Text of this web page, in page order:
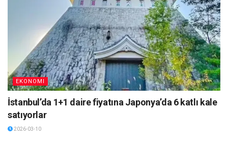
EKONOMI
İstanbul’da 1+1 daire fiyatına Japonya’da 6 katlı kale
satıyorlar
2026-03-10